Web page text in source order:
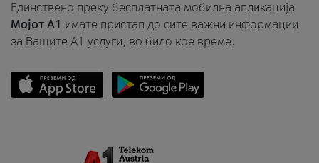
Единствено преку бесплатната мобилна апликација
Мојот A1 имате пристап до сите важни информации
за Вашите A1 услуги, во било кое време.